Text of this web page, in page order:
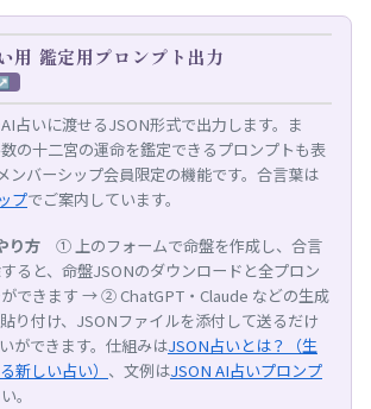
鑑定用プロンプト出力
占いに渡せるJSON形式で出力します。ま
の十二宮の運命を鑑定できるプロンプトも表
ンバーシップ会員限定の機能です。合言葉は
プでご案内しています。
り方 ① 上のフォームで命盤を作成し、合言
ると、命盤JSONのダウンロードと全プロン
できます → ② ChatGPT・Claude などの生成
り付け、JSONファイルを添付して送るだけ
ができます。仕組みはJSON占いとは？（生
新しい占い） 、文例はJSON AI占いプロンプ
。